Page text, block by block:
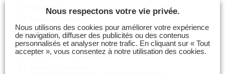
07 Fraisage
10 Soudage
12 Carrelage
15 Plomberie et chauffage
Nous respectons votre vie privée.
Nous utilisons des cookies pour améliorer votre expérience
de navigation, diffuser des publicités ou des contenus
personnalisés et analyser notre trafic. En cliquant sur « Tout
accepter », vous consentez à notre utilisation des cookies.